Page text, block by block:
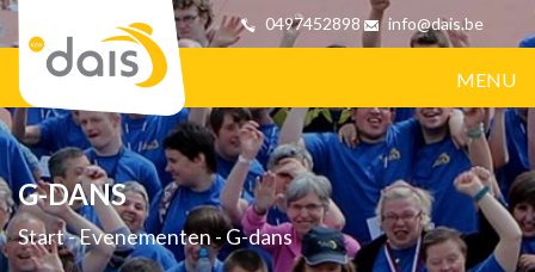
0497452898 info@dais.be
MENU
G-DANS
Start-Evenementen-G-dans